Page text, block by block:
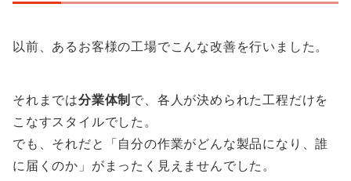
以前、あるお客様の工場でこんな改善を行いました。
それまでは分業体制 で、各人が決められた工程だけを
こなすスタイルでした。
でも、それだと「自分の作業がどんな製品になり、誰
に届くのか」がまったく見えませんでした。